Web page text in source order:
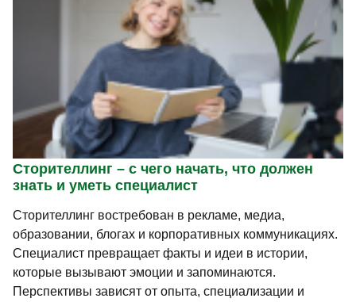
Сторителлинг – с чего начать, что должен
знать и уметь специалист
Сторителлинг востребован в рекламе, медиа,
образовании, блогах и корпоративных коммуникациях.
Специалист превращает факты и идеи в истории,
которые вызывают эмоции и запоминаются.
Перспективы зависят от опыта, специализации и